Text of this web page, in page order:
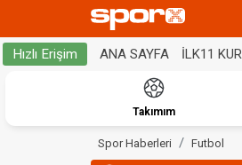
Hızlı Erişim ANA SAYFA İLK11 KUR
Takımım
Spor Haberleri Futbol